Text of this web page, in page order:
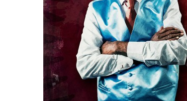
LE GROS RIFFIFI
LE GROS RIFFIFI –
Christmas Riffifi 2025 !!!